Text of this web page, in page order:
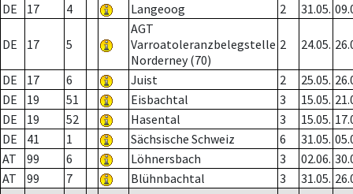
DE
17 4 Langeoog 2 31.05.
DE 17 5
AGT
Varroatoleranzbelegstelle
Norderney (70)
2 24.05.
DE 17 6 Juist 2 25.05.
DE
19 51 Eisbachtal 3 15.05.
DE
19 52 Hasental 3 15.05.
DE
41 1 Sächsische Schweiz 6 31.05.
AT
99 6 Löhnersbach 3 02.06.
AT
99 7 Blühnbachtal 3 31.05.